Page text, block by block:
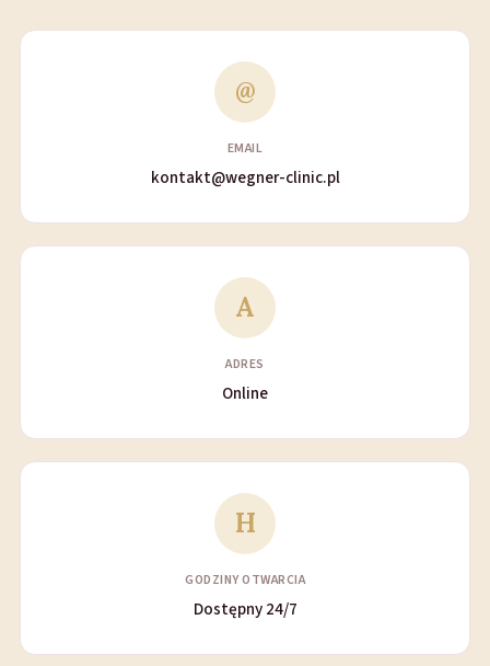
@
EMAIL
kontakt@wegner-clinic.pl
A
ADRES
Online
H
GODZINY OTWARCIA
Dostępny 24/7